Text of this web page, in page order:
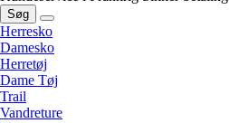
Søg
Herresko
Damesko
Herretøj
Dame Tøj
Trail
Vandreture